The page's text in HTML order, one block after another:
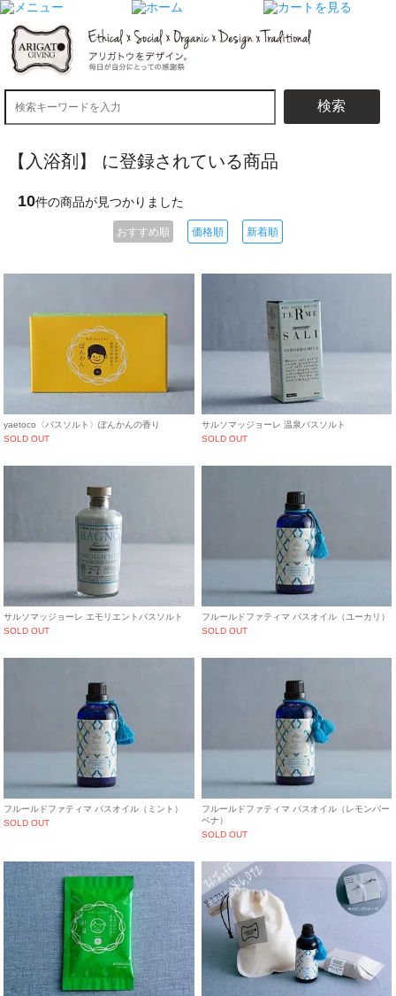
検索
【入浴剤】 に登録されている商品
10件の商品が見つかりました
おすすめ順 価格順 新着順
yaetoco〈バスソルト〉ぽんかんの香り
SOLD OUT
サルソマッジョーレ 温泉バスソルト
SOLD OUT
サルソマッジョーレ エモリエントバスソルト
SOLD OUT
フルールドファティマ バスオイル（ユーカリ）
SOLD OUT
フルールドファティマ バスオイル（ミント）
SOLD OUT
フルールドファティマ バスオイル（レモンバー
ベナ）
SOLD OUT